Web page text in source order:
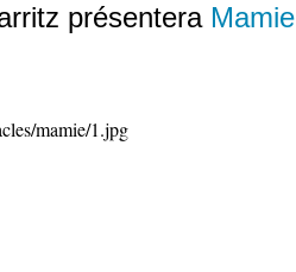
présentera Mamie